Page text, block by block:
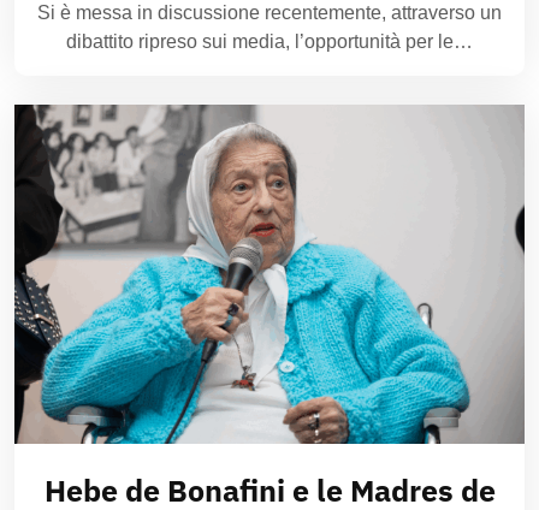
Si è messa in discussione recentemente, attraverso un
dibattito ripreso sui media, l’opportunità per le…
Hebe de Bonafini e le Madres de